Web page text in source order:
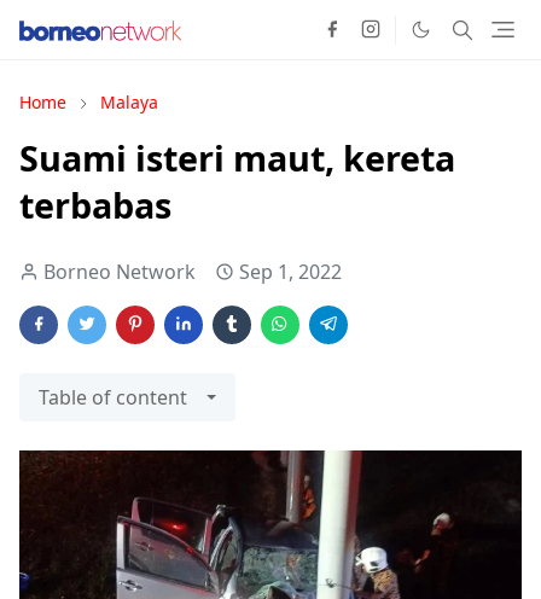
Home Malaya
Suami isteri maut, kereta
terbabas
Borneo Network Sep 1, 2022
Table of content